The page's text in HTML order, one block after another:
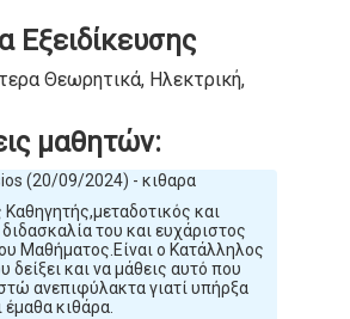
Εξειδίκευσης
Θεωρητικά, Ηλεκτρική, Κλασική
μαθητών:
(20/09/2024) - κιθαρα
και
του και ευχάριστος
Μαθήματος.Είναι ο Κατάλληλος
δείξει και να μάθεις αυτό που
ανεπιφύλακτα γιατί υπήρξα
κιθάρα.